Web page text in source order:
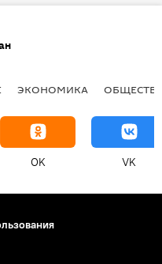
Корея
ЭКОНОМИКА
OK VK